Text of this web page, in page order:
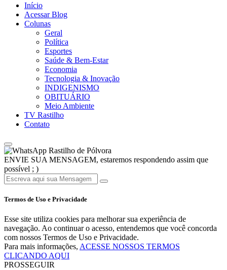
Início
Acessar Blog
Colunas
Geral
Política
Esportes
Saúde & Bem-Estar
Economia
Tecnologia & Inovação
INDIGENISMO
OBITUÁRIO
Meio Ambiente
TV Rastilho
Contato
Rastilho de Pólvora
ENVIE SUA MENSAGEM, estaremos respondendo assim que
possível ; )
Termos de Uso e Privacidade
Esse site utiliza cookies para melhorar sua experiência de
navegação. Ao continuar o acesso, entendemos que você concorda
com nossos Termos de Uso e Privacidade.
Para mais informações, ACESSE NOSSOS TERMOS
CLICANDO AQUI
PROSSEGUIR